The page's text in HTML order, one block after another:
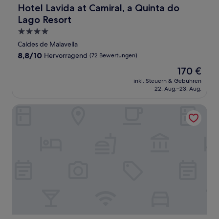
Hotel Lavida at Camiral, a Quinta do
Lago Resort
Hotel Lavida at Camiral, a Quinta do Lago Resort
4.0-
Sterne-
Unterkunft
Caldes de Malavella
8.8
8,8/10 Hervorragend (72 Bewertungen)
Der
Preis
beträgt
170 €
inkl. Steuern & Gebühren
22. Aug.–23. Aug.